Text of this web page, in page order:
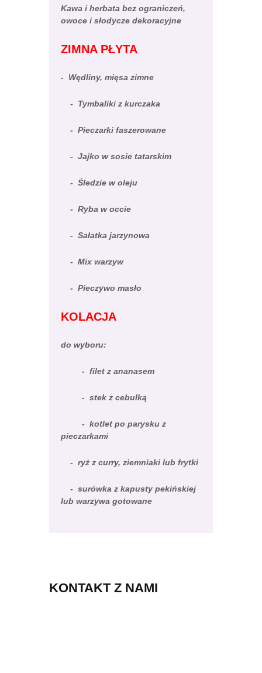
Kawa i herbata bez ograniczeń,
owoce i słodycze dekoracyjne
ZIMNA PŁYTA
- Wędliny, mięsa zimne
- Tymbaliki z kurczaka
- Pieczarki faszerowane
- Jajko w sosie tatarskim
- Śledzie w oleju
- Ryba w occie
- Sałatka jarzynowa
- Mix warzyw
- Pieczywo masło
KOLACJA
do wyboru:
- filet z ananasem
- stek z cebulką
- kotlet po parysku z
pieczarkami
- ryż z curry, ziemniaki lub frytki
- surówka z kapusty pekińskiej
lub warzywa gotowane
KONTAKT Z NAMI